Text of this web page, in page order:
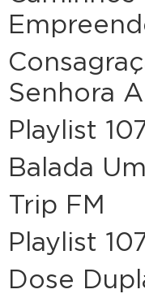
Senhora
Playlist
Balada
Trip FM
Playlist
Dose